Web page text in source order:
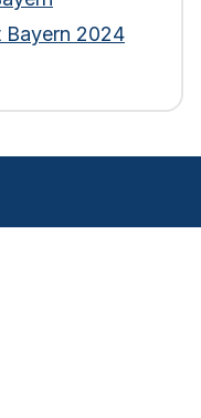
die Berechnung
Bayern 2024